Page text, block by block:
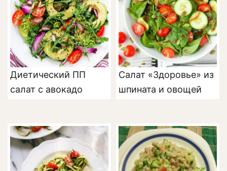
Диетический ПП
салат с авокадо
Салат «Здоровье» из
шпината и овощей